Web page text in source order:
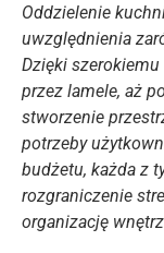
Oddzielenie
uwzględnienia
Dzięki
przez lamele, aż
stworzenie
potrzeby
budżetu, każda z
rozgraniczenie
organizację